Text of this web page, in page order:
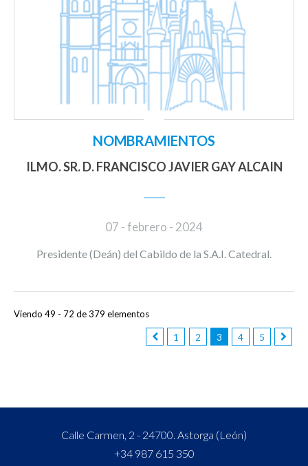
NOMBRAMIENTOS
ILMO. SR. D. FRANCISCO JAVIER GAY ALCAIN
07 - febrero - 2024
Presidente (Deán) del Cabildo de la S.A.I. Catedral.
Viendo 49 - 72 de 379 elementos
1 2 3 4 5
Calle Carmen, 2 - 24700. Astorga (León)
+34 987 615 350